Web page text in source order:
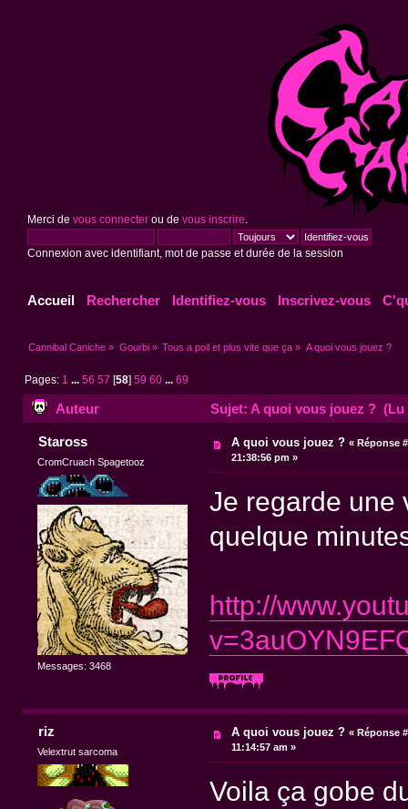
Merci de vous connecterou de vous inscrire
Connexion avec identifiant, mot de passe et durée de la session
Accueil Rechercher Identifiez-vous Inscrivez-vous
Cannibal Caniche » Gourbi» Tous a poil et plus vite que ça » A quoi vous jouez ?
Pages: 1 ...56 57 [58]59 60 ...69
Auteur Sujet: A quoi vous jouez ? (Lu
Staross
CromCruach Spagetooz
Messages: 3468
A quoi vous jouez ? «Réponse
21:38:56 pm »
Je regarde une
quelque
http://
riz
Velextrut sarcoma
A quoi vous jouez ? «Réponse
11:14:57 am »
Voila ça gobe